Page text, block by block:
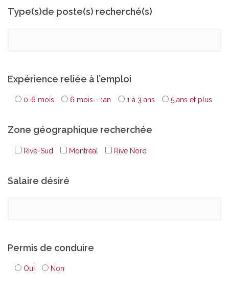
Type(s)de poste(s) recherché(s)
Expérience reliée à l’emploi
0-6 mois 6 mois - 1an 1 à 3 ans 5 ans et plus
Zone géographique recherchée
Rive-Sud Montréal Rive Nord
Salaire désiré
Permis de conduire
Oui Non